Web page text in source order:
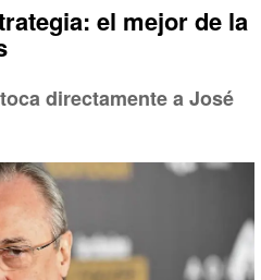
el mejor de la
directamente a José